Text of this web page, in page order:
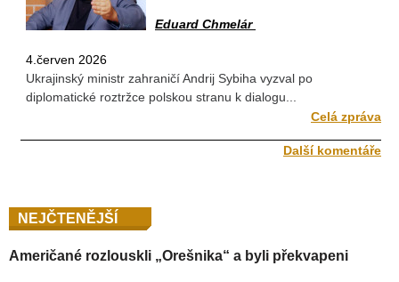
Eduard Chmelár
4.červen 2026
Ukrajinský ministr zahraničí Andrij Sybiha vyzval po
diplomatické roztržce polskou stranu k dialogu...
Celá zpráva
Další komentáře
NEJČTENĚJŠÍ
Američané rozlouskli „Orešnika“ a byli překvapeni